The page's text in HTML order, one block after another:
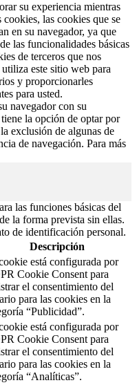
su experiencia mientras
las cookies que se
en su navegador, ya que
las funcionalidades básicas
de terceros que nos
este sitio web para
y proporcionarles
para usted.
navegador con su
la opción de optar por
exclusión de algunas de
de navegación. Para más
las funciones básicas del
la forma prevista sin ellas.
de identificación personal.
Descripción
está configurada por
Cookie Consent para
el consentimiento del
para las cookies en la
“Publicidad”.
está configurada por
Cookie Consent para
el consentimiento del
para las cookies en la
“Analíticas”.